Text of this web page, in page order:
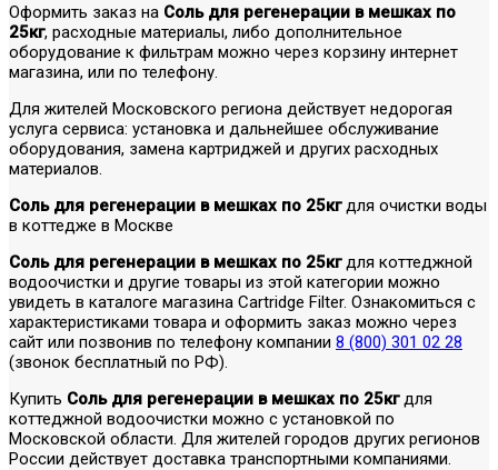
Оформить заказ на Соль для регенерации в мешках по
25кг, расходные материалы, либо дополнительное
оборудование к фильтрам можно через корзину интернет
магазина, или по телефону.
Для жителей Московского региона действует недорогая
услуга сервиса: установка и дальнейшее обслуживание
оборудования, замена картриджей и других расходных
материалов.
Соль для регенерации в мешках по 25кгдля очистки воды
в коттедже в Москве
Соль для регенерации в мешках по 25кгдля коттеджной
водоочистки и другие товары из этой категории можно
увидеть в каталоге магазина Cartridge Filter. Ознакомиться с
характеристиками товара и оформить заказ можно через
сайт или позвонив по телефону компании 8 (800) 301 02 28
(звонок бесплатный по РФ).
Купить Соль для регенерации в мешках по 25кгдля
коттеджной водоочистки можно с установкой по
Московской области. Для жителей городов других регионов
России действует доставка транспортными компаниями.